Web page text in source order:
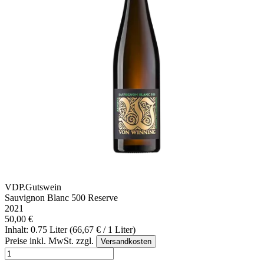
VDP.Gutswein
Sauvignon Blanc 500 Reserve
2021
50,00 €
Inhalt: 0.75 Liter (66,67 € / 1 Liter)
Preise inkl. MwSt. zzgl.
Versandkosten